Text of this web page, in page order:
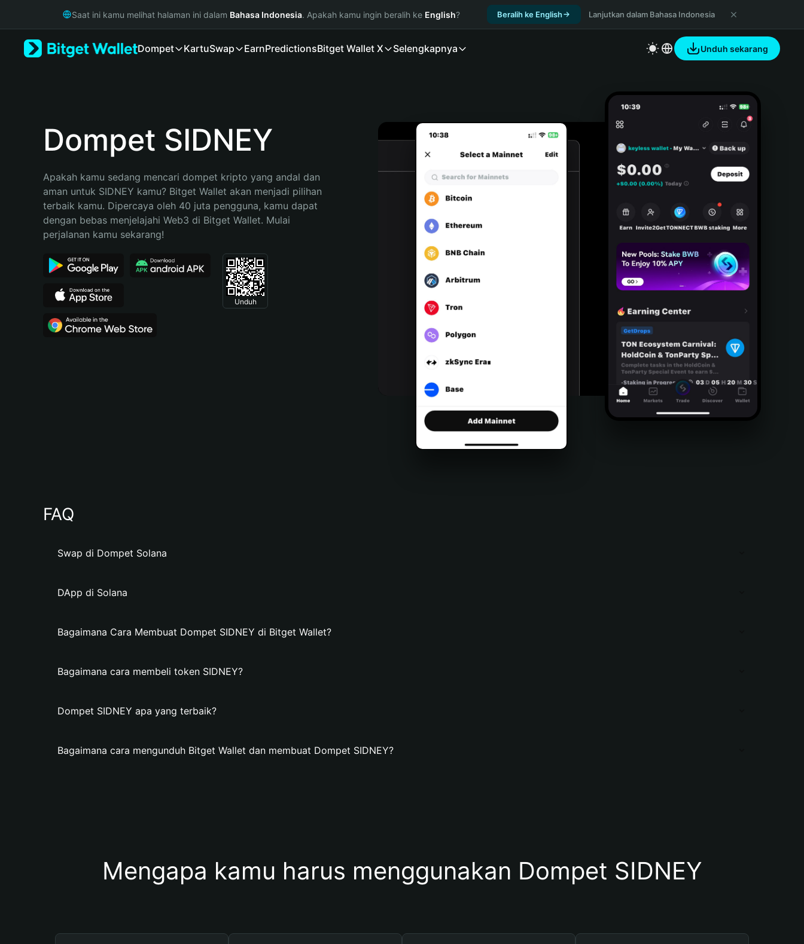
Русский
Bahasa Indonesia
Español (Argentina)
Saat ini kamu melihat halaman ini dalam Bahasa Indonesia. Apakah kamu ingin beralih ke English? Beralih ke English Lanjutkan dalam Bahasa Indonesia
Dompet KartuSwap EarnPredictionsBitget Wallet X Selengkapnya Unduh sekarang
Dompet SIDNEY
Apakah kamu sedang mencari dompet kripto yang andal dan
aman untuk SIDNEY kamu? Bitget Wallet akan menjadi pilihan
terbaik kamu. Dipercaya oleh 40 juta pengguna, kamu dapat
dengan bebas menjelajahi Web3 di Bitget Wallet. Mulai
perjalanan kamu sekarang!
Unduh
FAQ
Swap di Dompet Solana
DApp di Solana
Bagaimana Cara Membuat Dompet SIDNEY di Bitget Wallet?
Bagaimana cara membeli token SIDNEY?
Dompet SIDNEY apa yang terbaik?
Bagaimana cara mengunduh Bitget Wallet dan membuat Dompet SIDNEY?
Mengapa kamu harus menggunakan Dompet SIDNEY